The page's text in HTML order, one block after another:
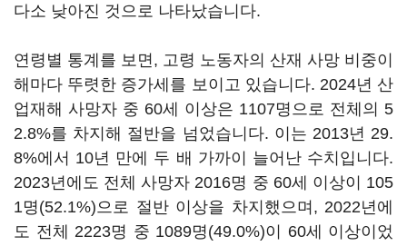
다소 낮아진 것으로 나타났습니다.
연령별 통계를 보면, 고령 노동자의 산재 사망 비중이
해마다 뚜렷한 증가세를 보이고 있습니다. 2024년 산
업재해 사망자 중 60세 이상은 1107명으로 전체의 5
2.8%를 차지해 절반을 넘었습니다. 이는 2013년 29.
8%에서 10년 만에 두 배 가까이 늘어난 수치입니다.
2023년에도 전체 사망자 2016명 중 60세 이상이 105
1명(52.1%)으로 절반 이상을 차지했으며, 2022년에
도 전체 2223명 중 1089명(49.0%)이 60세 이상이었